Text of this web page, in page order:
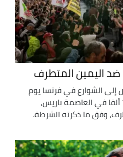
اليمين المتطرف
شخص إلى الشوارع في فرنسا يوم
من بينهم 75 ألفا في العاصمة باريس،
وفق ما ذكرته الشرطة.